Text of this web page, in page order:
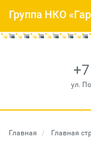
ул.
Группа НКО
Главная Главная